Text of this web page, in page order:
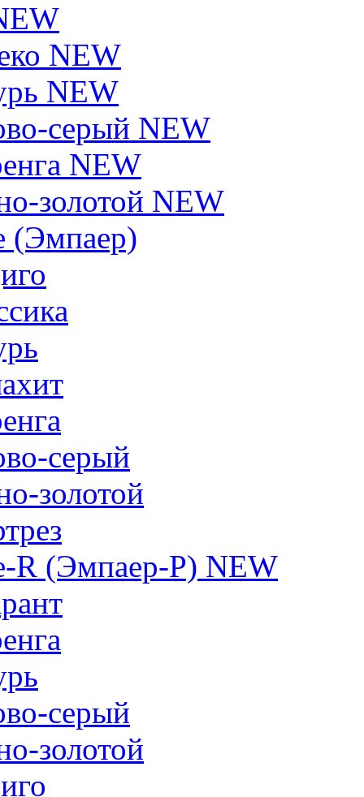
NEW
NEW
серый NEW
NEW
золотой NEW
(Эмпаер)
серый
золотой
R (Эмпаер-P) NEW
серый
золотой